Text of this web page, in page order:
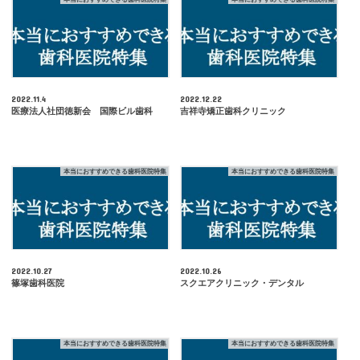
2022.11.4
医療法人社団徳新会 国際ビル歯科
2022.12.22
吉祥寺矯正歯科クリニック
本当におすすめできる歯科医院特集
2022.10.27
篠塚歯科医院
本当におすすめできる歯科医院特集
2022.10.26
スクエアクリニック・デンタル
本当におすすめできる歯科医院特集 本当におすすめできる歯科医院特集